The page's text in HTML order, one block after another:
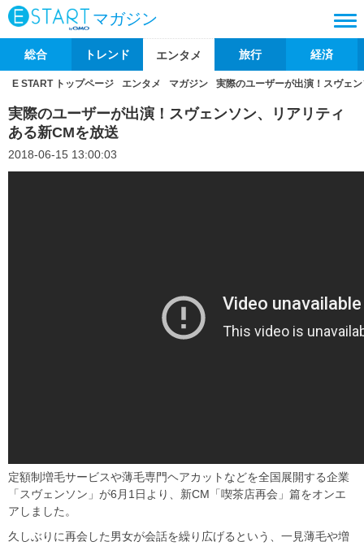
マガジン
総合 トレンド エンタメ 旅行 経済
E START トップページ エンタメ マガジン 実際のユーザーが出演！スヴェ
実際のユーザーが出演！スヴェンソン、リアリティ
ある新CMを放送
2018-06-15 13:00:03
定額制増毛サービスや薄毛専門ヘアカットなどを全国展開する企業
「スヴェンソン」が6月1日より、新CM「喫茶店再会」篇をオンエ
アしました。
久しぶりに再会した男女が会話を繰り広げるという、一見薄毛や増